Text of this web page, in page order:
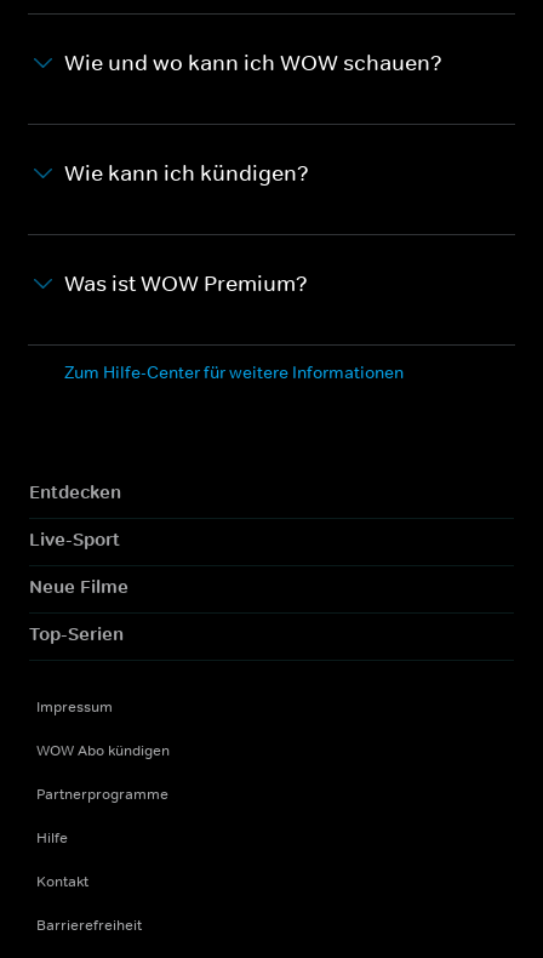
Wie und wo kann ich WOW schauen?
Wie kann ich kündigen?
Was ist WOW Premium?
Zum Hilfe-Center für weitere Informationen
Entdecken
Live-Sport
Neue Filme
Top-Serien
Impressum
WOW Abo kündigen
Partnerprogramme
Hilfe
Kontakt
Barrierefreiheit